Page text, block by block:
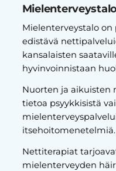
Mielenterveystalo
edistävä
kansalaisten
hyvinvoinnistaan
Nuorten ja aikuisten
tietoa psyykkisistä
itsehoitomenetelmiä.
Nettiterapiat
mielenterveyden